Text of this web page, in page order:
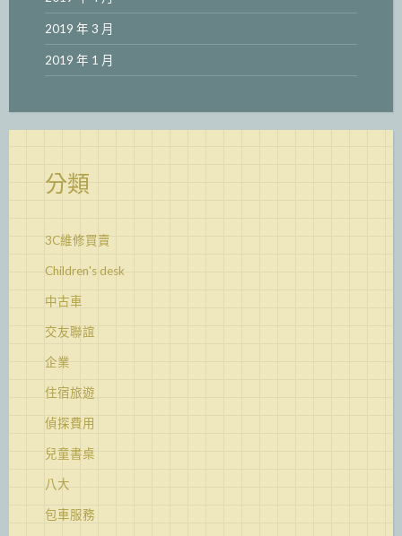
2019 年 3 月
2019 年 1 月
分類
3C維修買賣
Children's desk
中古車
交友聯誼
企業
住宿旅遊
偵探費用
兒童書桌
八大
包車服務